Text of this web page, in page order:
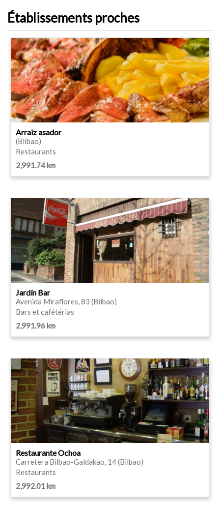
Établissements proches
Arraiz asador
(Bilbao)
Restaurants
2,991.74 km
Jardín Bar
Avenida Miraflores, 83 (Bilbao)
Bars et cafétérias
2,991.96 km
Restaurante Ochoa
Carretera Bilbao-Galdakao, 14 (Bilbao)
Restaurants
2,992.01 km